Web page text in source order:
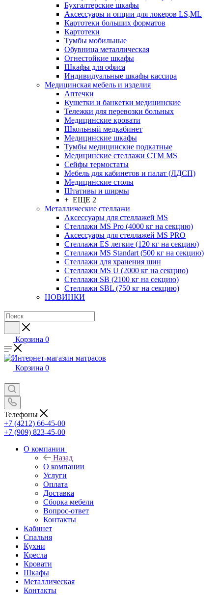
Бухгалтерские шкафы
Аксессуары и опции для локеров LS,ML
Картотеки больших форматов
Картотеки
Тумбы мобильные
Обувница металлическая
Огнестойкие шкафы
Шкафы для офиса
Индивидуальные шкафы кассира
Медицинская мебель и изделия
Аптечки
Кушетки и банкетки медицинские
Тележки для перевозки больных
Медицинские кровати
Школьный медкабинет
Медицинские шкафы
Тумбы медицинские подкатные
Медицинские стеллажи CTM MS
Сейфы термостаты
Мебель для кабинетов и палат (ЛДСП)
Медицинские столы
Штативы и ширмы
+ ЕЩЕ 2
Металлические стеллажи
Аксессуары для стеллажей MS
Стеллажи MS Pro (4000 кг на секцию)
Аксессуары для стеллажей MS PRO
Стеллажи ES легкие (120 кг на секцию)
Стеллажи MS Standart (500 кг на секцию)
Стеллажи для хранения шин
Стеллажи MS U (2000 кг на секцию)
Стеллажи SB (2100 кг на секцию)
Стеллажи SBL (750 кг на секцию)
НОВИНКИ
Корзина 0
Корзина 0
Телефоны
+7 (4212) 66-45-00
+7 (909) 823-45-00
О компании
Назад
О компании
Услуги
Оплата
Доставка
Сборка мебели
Вопрос-ответ
Контакты
Кабинет
Спальня
Кухни
Кресла
Кровати
Шкафы
Металлическая
Контакты